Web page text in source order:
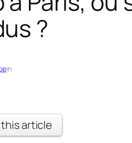
?
in
article